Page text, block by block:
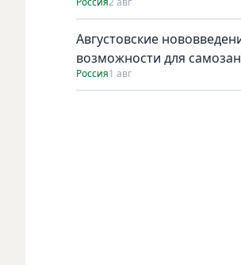
Августовские
возможности для
Россия1 авг